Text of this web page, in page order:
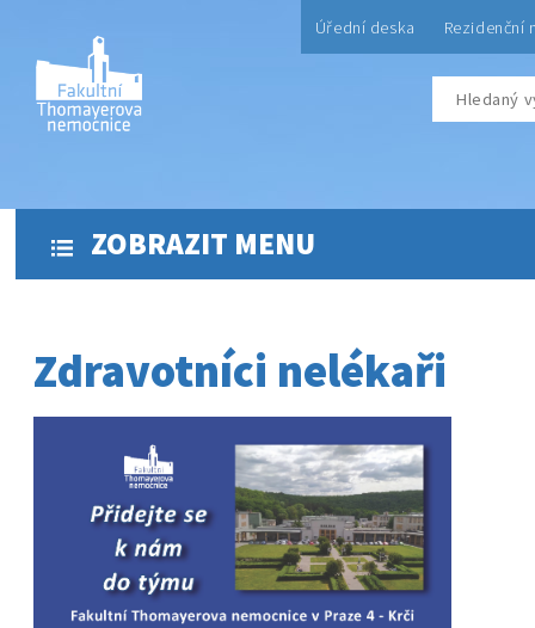
Úřední deska Rezidenční
ZOBRAZIT MENU
Zdravotníci nelékaři